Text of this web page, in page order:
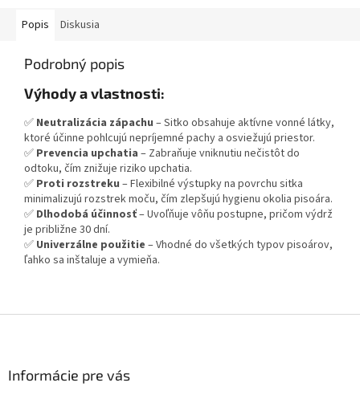
Popis Diskusia
Podrobný popis
Výhody a vlastnosti:
✅ Neutralizácia zápachu – Sitko obsahuje aktívne vonné látky,
ktoré účinne pohlcujú nepríjemné pachy a osviežujú priestor.
✅ Prevencia upchatia – Zabraňuje vniknutiu nečistôt do
odtoku, čím znižuje riziko upchatia.
✅ Proti rozstreku – Flexibilné výstupky na povrchu sitka
minimalizujú rozstrek moču, čím zlepšujú hygienu okolia pisoára.
✅ Dlhodobá účinnosť– Uvoľňuje vôňu postupne, pričom výdrž
je približne 30 dní.
✅ Univerzálne použitie – Vhodné do všetkých typov pisoárov,
ľahko sa inštaluje a vymieňa.
Informácie pre vás